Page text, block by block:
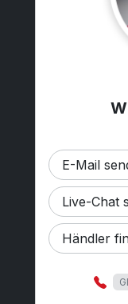
E-Mail
Live-Chat
Händler